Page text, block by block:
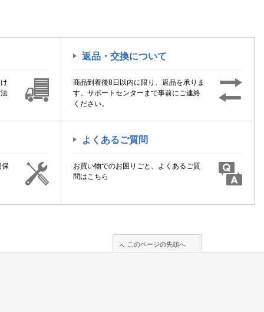
返品・交換について
商品到着後8日以内に限り、返品を承りま
す。サポートセンターまで事前にご連絡
ください。
保
よくあるご質問
お買い物でのお困りごと、よくあるご質
問はこちら
このページの先頭へ